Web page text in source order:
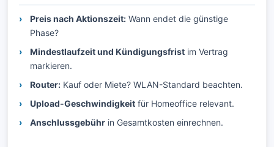
Preis nach Aktionszeit: Wann endet die günstige
Phase?
Mindestlaufzeit und Kündigungsfrist im Vertrag
markieren.
Router: Kauf oder Miete? WLAN-Standard beachten.
Upload-Geschwindigkeit für Homeoffice relevant.
Anschlussgebühr in Gesamtkosten einrechnen.